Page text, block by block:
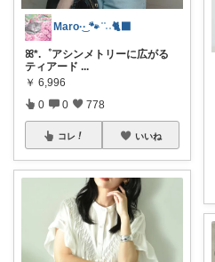
Maro·͜· 🐾 ͗ ͗˒˒🐈‍⬛
ꕤ*.゜アシンメトリーに広がる
ティアード ...
￥ 6,996
0 0 778
コレ いいね